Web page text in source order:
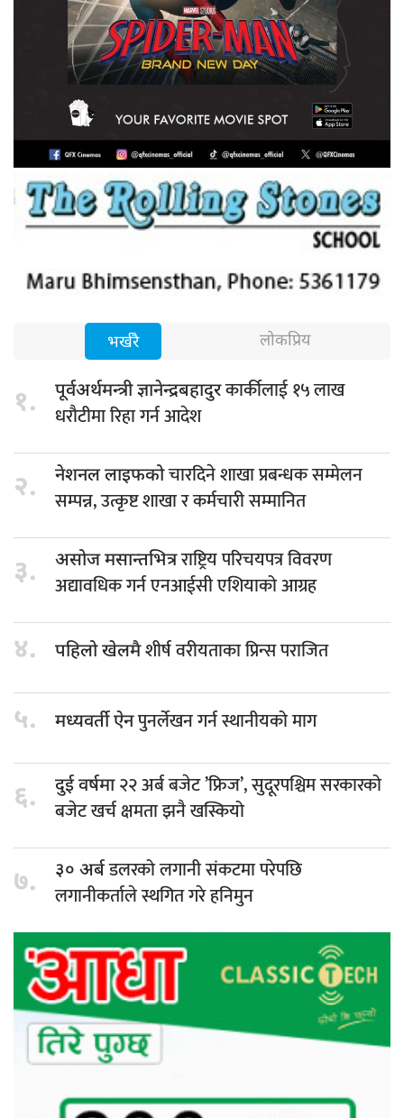
भर्खरै लोकप्रिय
१. पूर्वअर्थमन्त्री ज्ञानेन्द्रबहादुरकार्कीलाई १५ लाख
धरौटीमा रिहा गर्न आदेश
२. नेशनल लाइफकोचारदिने शाखा प्रबन्धक सम्मेलन
सम्पन्न, उत्कृष्ट शाखा र कर्मचारी सम्मानित
३. असोज मसान्तभित्रराष्ट्रिय परिचयपत्र विवरण
अद्यावधिक गर्न एनआईसी एशियाको आग्रह
४. पहिलो खेलमैशीर्ष वरीयताका प्रिन्स पराजित
५. मध्यवर्ती ऐनपुनर्लेखन गर्न स्थानीयको माग
६. दुई वर्षमा२२ अर्ब बजेट ’फ्रिज’, सुदूरपश्चिम सरकारको
बजेट खर्च क्षमता झनै खस्कियो
७. ३० अर्बडलरको लगानी संकटमा परेपछि
लगानीकर्ताले स्थगित गरे हनिमुन